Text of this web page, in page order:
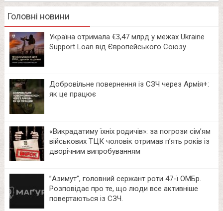
Головні новини
Україна отримала €3,47 млрд у межах Ukraine
Support Loan від Європейського Союзу
Добровільне повернення із СЗЧ через Армія+:
як це працює
«Викрадатиму їхніх родичів»: за погрози сім’ям
військових ТЦК чоловік отримав п’ять років із
дворічним випробуванням
⁨”Азимут”, головний сержант роти 47-ї ОМБр.
Розповідає про те, що люди все активніше
повертаються із СЗЧ.